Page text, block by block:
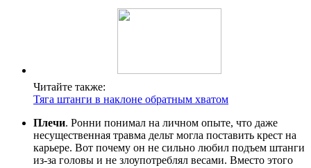
Читайте также:
Тяга штанги в наклоне обратным хватом
Плечи. Ронни понимал на личном опыте, что даже
несущественная травма дельт могла поставить крест на
карьере. Вот почему он не сильно любил подъем штанги
из-за головы и не злоупотреблял весами. Вместо этого